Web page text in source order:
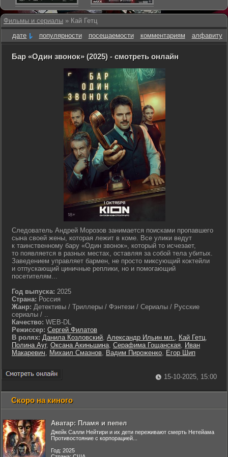
Фильмы и сериалы » Кай Гетц
дате
популярности посещаемости комментариям алфавиту
Бар «Один звонок» (2025) - смотреть онлайн
Следователь Андрей Морозов занимается поисками пропавшего
сына своей жены, которая лежит в коме. Все улики ведут
к таинственному бару «Один звонок», который то исчезает,
то появляется в разных местах, оставляя за собой тела убитых.
Заведением управляет бармен, не просто миксующий коктейли
и отпускающий циничные реплики, но и помогающий
посетителям...
Год выпуска: 2025
Страна: Россия
Жанр: Детективы / Триллеры / Фэнтези / Сериалы / Русские
сериалы / ..
Качество: WEB-DL
Режиссер: Сергей Филатов
В ролях: Данила Козловский, Александр Ильин мл., Кай Гетц,
Полина Ауг, Оксана Акиньшина, Серафима Гощанская, Иван
Макаревич, Михаил Смазнов, Вадим Пироженко, Егор Шип
15-10-2025, 15:00
Скоро на киного
Аватар: Пламя и пепел
Джейк Салли Нейтири и их дети переживают смерть Нетейама
Противостояние с корпорацией...
Год: 2025